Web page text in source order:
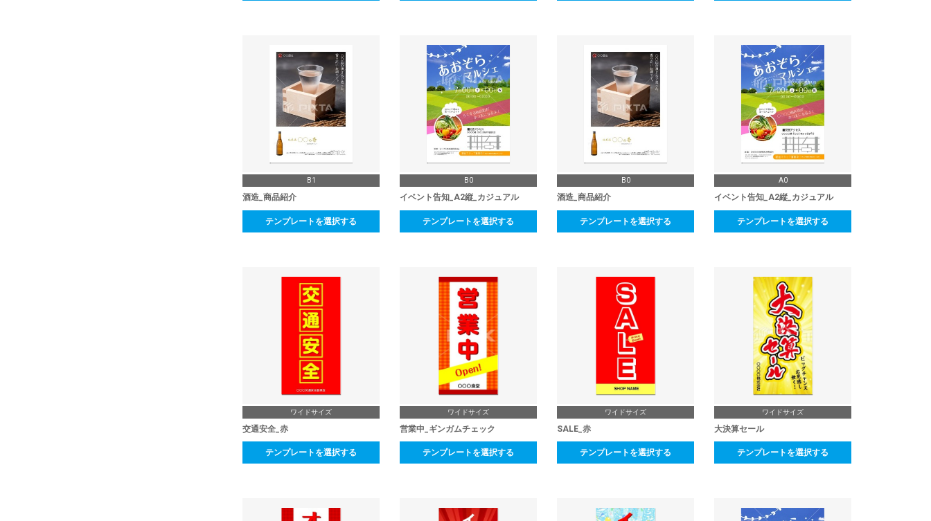
B1
酒造_商品紹介
テンプレートを選択する
B0
イベント告知_A2縦_カジュアル
テンプレートを選択する
B0
酒造_商品紹介
テンプレートを選択する
A0
イベント告知_A2縦_カジュアル
テンプレートを選択する
ワイドサイズ
交通安全_赤
テンプレートを選択する
ワイドサイズ
営業中_ギンガムチェック
テンプレートを選択する
ワイドサイズ
SALE_赤
テンプレートを選択する
ワイドサイズ
大決算セール
テンプレートを選択する